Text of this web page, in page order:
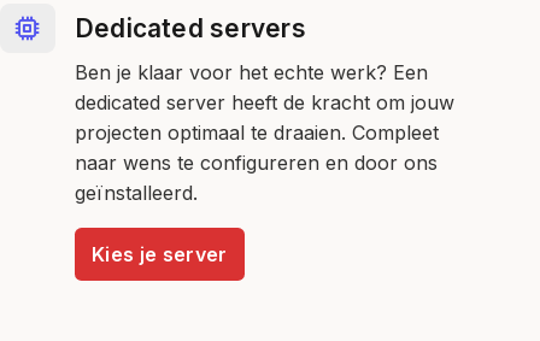
Dedicated servers
Ben je klaar voor het echte werk? Een
dedicated server heeft de kracht om jouw
projecten optimaal te draaien. Compleet
naar wens te configureren en door ons
geïnstalleerd.
Kies je server